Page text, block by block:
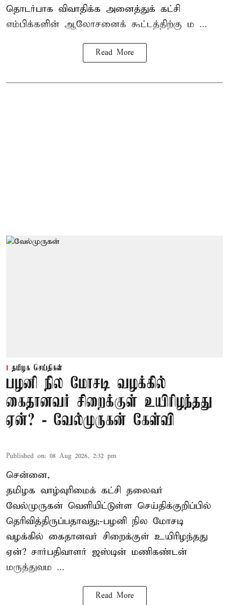
தொடர்பாக விவாதிக்க அனைத்துக் கட்சி
எம்பிக்களின் ஆலோசனைக் கூட்டத்திற்கு ம ...
Read More
தமிழக செய்திகள்
பழனி நில மோசடி வழக்கில்
கைதானவர் சிறைக்குள் உயிரிழந்தது
ஏன்? - வேல்முருகன் கேள்வி
Published on: 08 Aug 2026, 2:32 pm
சென்னை,
தமிழக வாழ்வுரிமைக் கட்சி தலைவர்
வேல்முருகன் வெளியிட்டுள்ள செய்திக்குறிப்பில்
தெரிவித்திருப்பதாவது;-பழனி நில மோசடி
வழக்கில் கைதானவர் சிறைக்குள் உயிரிழந்தது
ஏன்? சார்பதிவாளர் ஜஸ்டின் மணிகண்டன்
மருத்துவம ...
Read More